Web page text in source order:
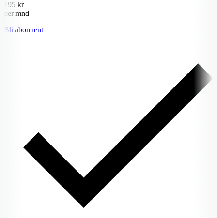
195 kr
per mnd
Bli abonnent